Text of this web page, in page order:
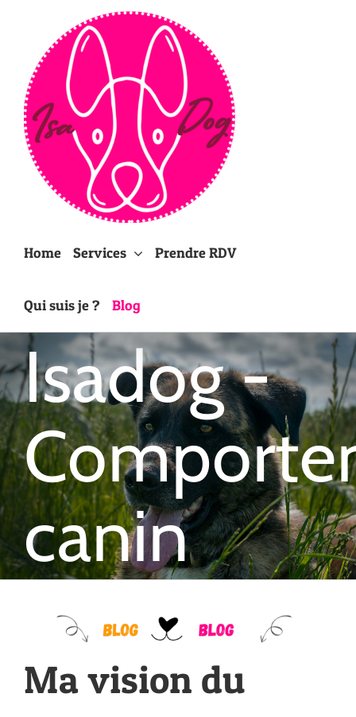
contenu
Home Services Prendre RDV
Qui suis je ? Blog
Isadog -
canin
Ma vision du